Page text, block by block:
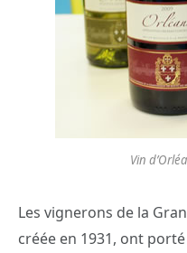
Vin
Les vignerons de la
créée en 1931, ont